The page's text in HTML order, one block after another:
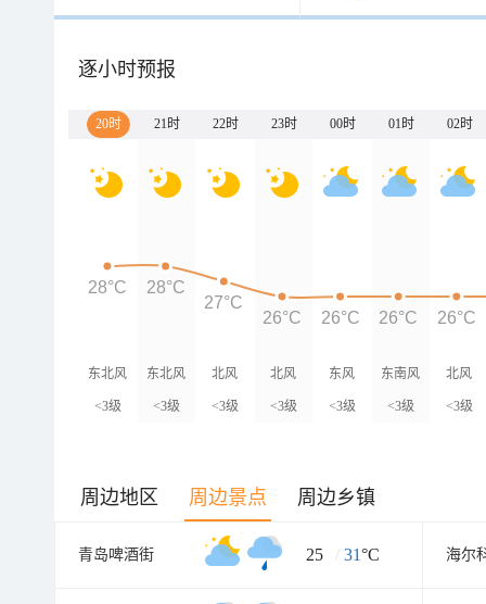
逐小时预报
20时 21时 22时 23时 00时 01时 02时
东北风
<3级
东北风
<3级
北风
<3级
北风
<3级
东风
<3级
东南风
<3级
北风
<3级
28°C
28°C
27°C
26°C
26°C 26°C 26°C
周边地区 周边景点 周边乡镇
青岛啤酒街 25 / 31°C 海尔